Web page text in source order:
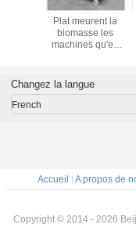
Plat meurent la
biomasse les
machines qu'en
granules en bois
élisent à la
par un moteur
Changez la langue
French
Accueil | A propos de
Copyright © 2014 - 2026